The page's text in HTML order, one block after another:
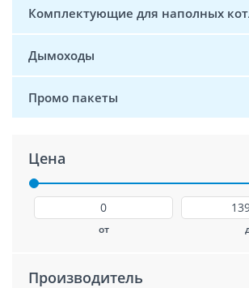
Комплектующие для наполных
Дымоходы
Промо пакеты
Цена
от
Производитель